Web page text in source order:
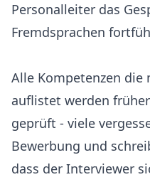
Personalleiter das
Fremdsprachen
Alle Kompetenzen die
auflistet werden
geprüft - viele
Bewerbung und
dass der Interviewer